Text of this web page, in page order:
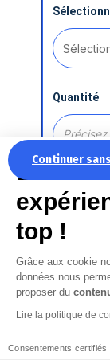
Continuer
La
top !
Grâce aux cookie
données nous
proposer du
Lire la politique de
Consentements certifiés
Quantité